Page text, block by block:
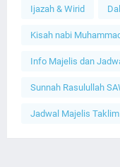
Ijazah & Wirid
Kisah nabi
Info Majelis dan
Sunnah Rasulullah
Jadwal Majelis Taklim